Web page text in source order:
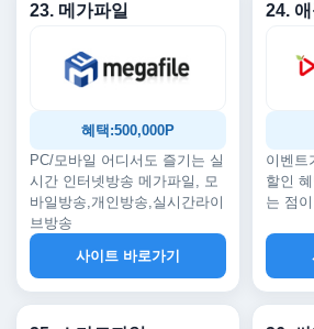
23. 메가파일
혜택:500,000P
PC/모바일 어디서도 즐기는 실
시간 인터넷방송 메가파일, 모
바일방송,개인방송,실시간라이
브방송
사이트 바로가기
24.
이벤트
할인
는 점